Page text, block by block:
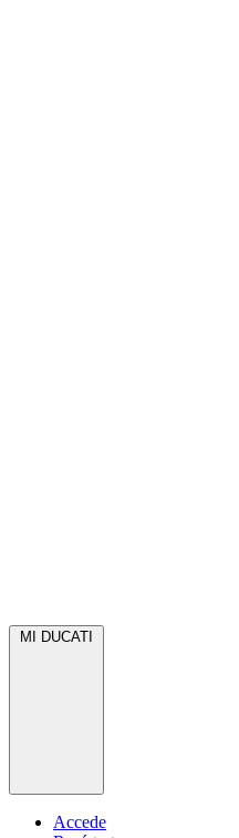
MI DUCATI
Accede